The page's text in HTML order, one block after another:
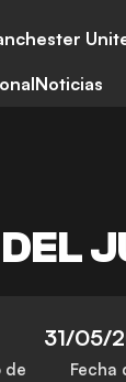
Noticias
de
31/05/
Fecha